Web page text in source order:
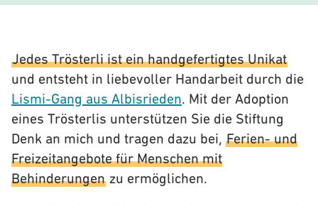
Jedes Trösterli ist ein handgefertigtes Unikat
und entsteht in liebevoller Handarbeit durch die
Lismi-Gang aus Albisrieden. Mit der Adoption
eines Trösterlis unterstützen Sie die Stiftung
Denk an mich und tragen dazu bei, Ferien- und
Freizeitangebote für Menschen mit
Behinderungen zu ermöglichen.